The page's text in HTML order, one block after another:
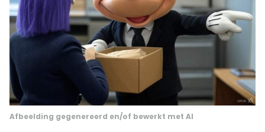
Afbeelding gegenereerd en/of bewerkt met AI